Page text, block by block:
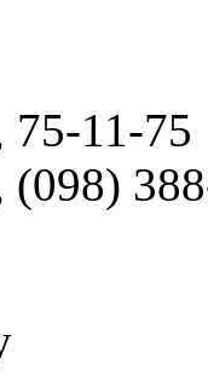
75-11-75
(098)